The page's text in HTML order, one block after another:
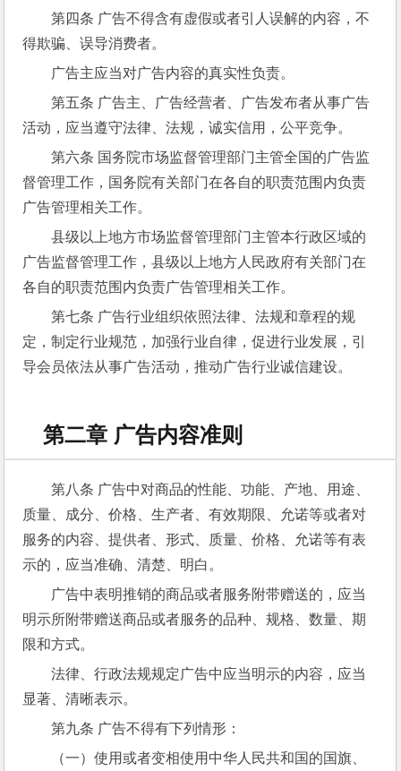
第四条 广告不得含有虚假或者引人误解的内容，不
得欺骗、误导消费者。
广告主应当对广告内容的真实性负责。
第五条 广告主、广告经营者、广告发布者从事广告
活动，应当遵守法律、法规，诚实信用，公平竞争。
第六条 国务院市场监督管理部门主管全国的广告监
督管理工作，国务院有关部门在各自的职责范围内负责
广告管理相关工作。
县级以上地方市场监督管理部门主管本行政区域的
广告监督管理工作，县级以上地方人民政府有关部门在
各自的职责范围内负责广告管理相关工作。
第七条 广告行业组织依照法律、法规和章程的规
定，制定行业规范，加强行业自律，促进行业发展，引
导会员依法从事广告活动，推动广告行业诚信建设。
第二章 广告内容准则
第八条 广告中对商品的性能、功能、产地、用途、
质量、成分、价格、生产者、有效期限、允诺等或者对
服务的内容、提供者、形式、质量、价格、允诺等有表
示的，应当准确、清楚、明白。
广告中表明推销的商品或者服务附带赠送的，应当
明示所附带赠送商品或者服务的品种、规格、数量、期
限和方式。
法律、行政法规规定广告中应当明示的内容，应当
显著、清晰表示。
第九条 广告不得有下列情形：
（一）使用或者变相使用中华人民共和国的国旗、